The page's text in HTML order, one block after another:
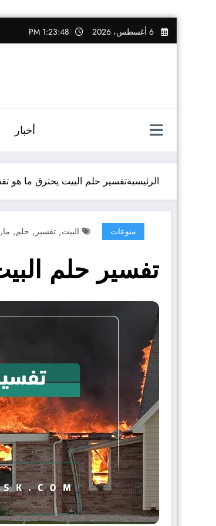
التجاوز
إلى
6 أغسطس، 2026 1:23:49 PM
أخبار
الرئيسيةتفسير حلم البيت يحترق ما هو
منوعات البيت, تفسير , حلم, ما,
تفسير حلم